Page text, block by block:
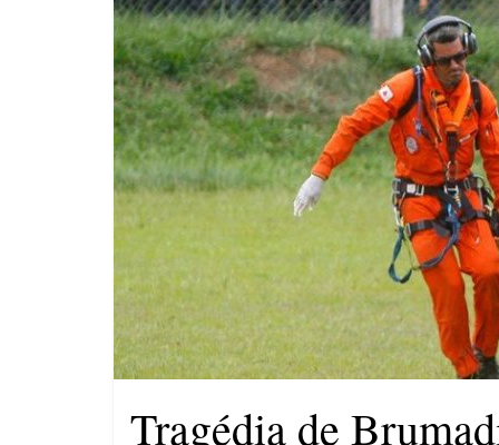
campanha integrada: Agosto
Dourado e Lilás
Agosto Lilás combate a
violência contra a mulher
O patrimônio dos candidatos
Tragédia de